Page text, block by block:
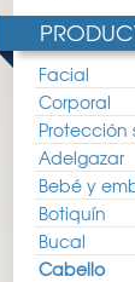
Facial
Corporal
Protección
Adelgazar
Bebé y
Botiquín
Bucal
Cabello